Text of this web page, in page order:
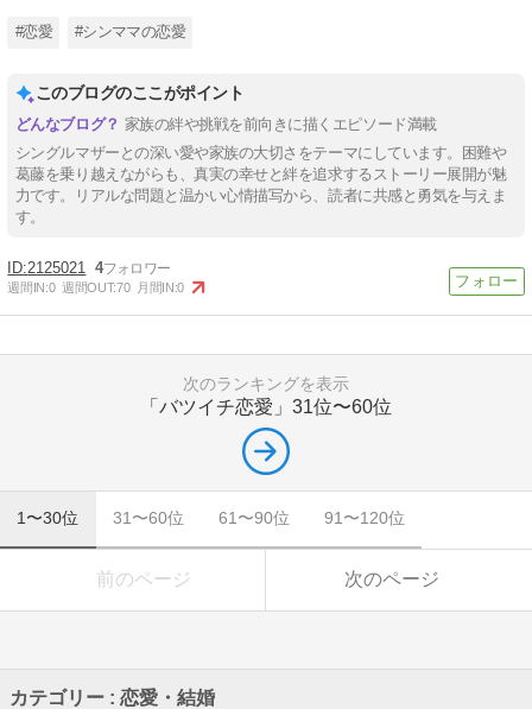
#恋愛 #シンママの恋愛
このブログのここがポイント
家族の絆や挑戦を前向きに描くエピソード満載
シングルマザーとの深い愛や家族の大切さをテーマにしています。困難や
葛藤を乗り越えながらも、真実の幸せと絆を追求するストーリー展開が魅
力です。リアルな問題と温かい心情描写から、読者に共感と勇気を与えま
す。
2125021 4
週間IN:0 週間OUT:70 月間IN:0
次のランキングを表示
「バツイチ恋愛」 31位〜60位
1〜30位 31〜60位 61〜90位 91〜120位
前のページ 次のページ
カテゴリー : 恋愛・結婚